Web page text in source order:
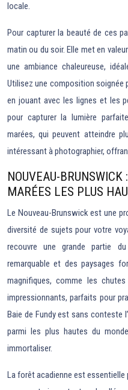
locale.
Pour capturer la beauté de ces
matin ou du soir. Elle met en
une ambiance chaleureuse,
Utilisez une composition soignée
en jouant avec les lignes et les
pour capturer la lumière
marées, qui peuvent atteindre
intéressant à photographier,
NOUVEAU-
MARÉES LES PLUS
Le Nouveau-Brunswick est une
diversité de sujets pour votre
recouvre une grande partie
remarquable et des paysages
magnifiques, comme les
impressionnants, parfaits pour
Baie de Fundy est sans conteste
parmi les plus hautes du
immortaliser.
La forêt acadienne est